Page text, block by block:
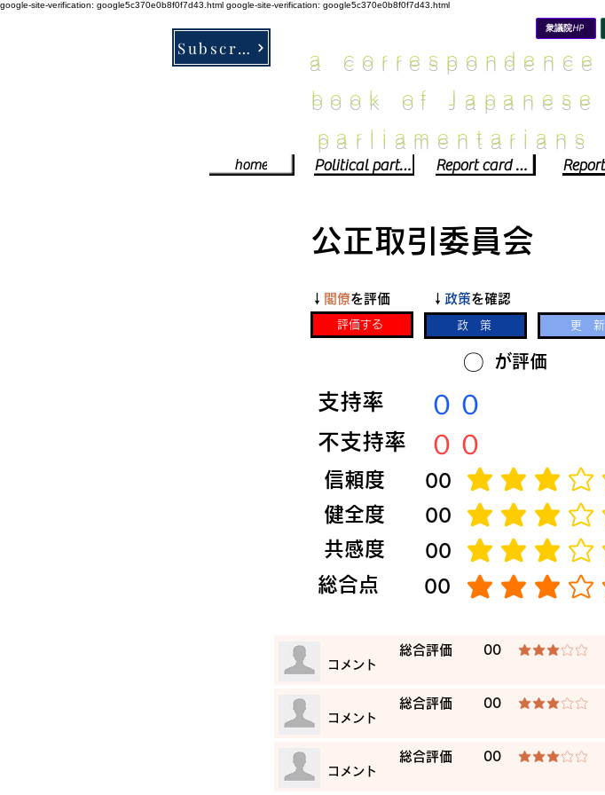
google-site-verification: google5c370e0b8f0f7d43.html google-site-verification: google5c370e0b8f0f7d43.html
Subscribe
衆議院HP
a correspondence
book of Japanese
parliamentarians​
home Political party report card Report card of the House of Representatives
公正取引委員会
​↓ 閣僚を評価 ​↓ 政策を確認
評価する 政 策 更 新
​〇​ ​が評価
​００
​支持率
​００
​不支持率
​信頼度 ​00
​健全度 ​00
average rating is 3 out of 5
average rating is 3 out of 5
​共感度 ​00 average rating is 3 out of 5
​総合点 ​00 average rating is 3 out of 5
​総合評価 00 average rating is 3 out of 5
​コメント
​総合評価 00 average rating is 3 out of 5
​コメント
​総合評価 00 average rating is 3 out of 5
​コメント